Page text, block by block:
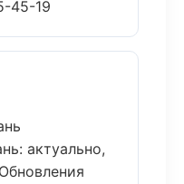
45-19
актуально,